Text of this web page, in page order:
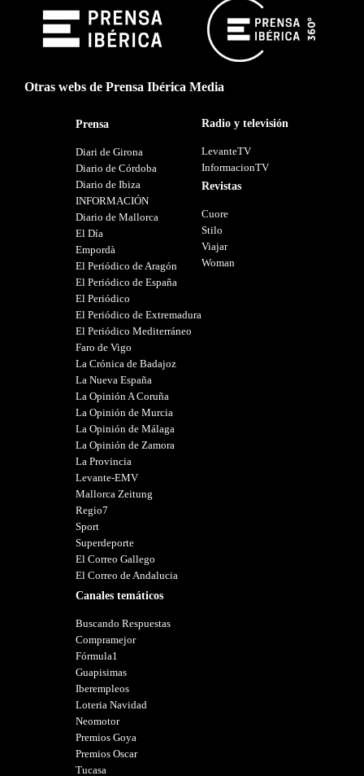
Otras webs de Prensa Ibérica Media
Prensa
Diari de Girona
Diario de Córdoba
Diario de Ibiza
INFORMACIÓN
Diario de Mallorca
El Día
Empordà
El Periódico de Aragón
El Periódico de España
El Periódico
El Periódico de Extremadura
El Periódico Mediterráneo
Faro de Vigo
La Crónica de Badajoz
La Nueva España
La Opinión A Coruña
La Opinión de Murcia
La Opinión de Málaga
La Opinión de Zamora
La Provincia
Levante-EMV
Mallorca Zeitung
Regio7
Sport
Superdeporte
El Correo Gallego
El Correo de Andalucia
Canales temáticos
Buscando Respuestas
Compramejor
Fórmula1
Guapisimas
Iberempleos
Loteria Navidad
Neomotor
Premios Goya
Premios Oscar
Tucasa
Radio y televisión
LevanteTV
InformacionTV
Revistas
Cuore
Stilo
Viajar
Woman